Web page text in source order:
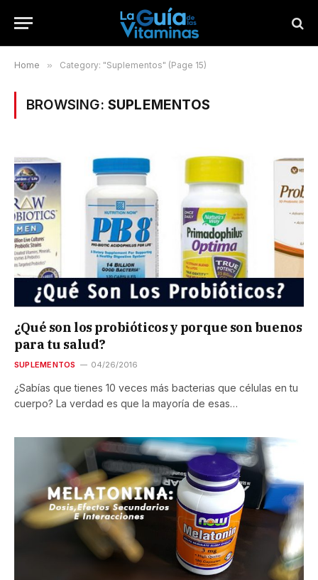
Home » Category: "Suplementos" (Page 15)
BROWSING: SUPLEMENTOS
¿Qué son los probióticos y porque son buenos
para tu salud?
SUPLEMENTOS 04/26/2016
¿Sabías que tienes 10 veces más bacterias que células en tu
cuerpo? La verdad es que la mayoría de esas…